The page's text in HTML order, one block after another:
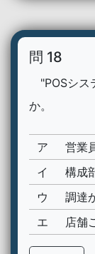
問 18
"POSシス
か。
ア
営業
イ
構成
ウ
調達
エ
店舗